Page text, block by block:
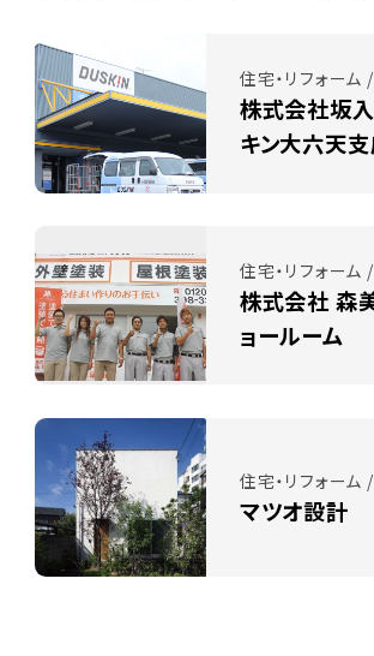
住宅・リフォーム
株式会社坂
キン大六天
住宅・リフォーム
株式会社 森
ョールーム
住宅・リフォーム
マツオ設計